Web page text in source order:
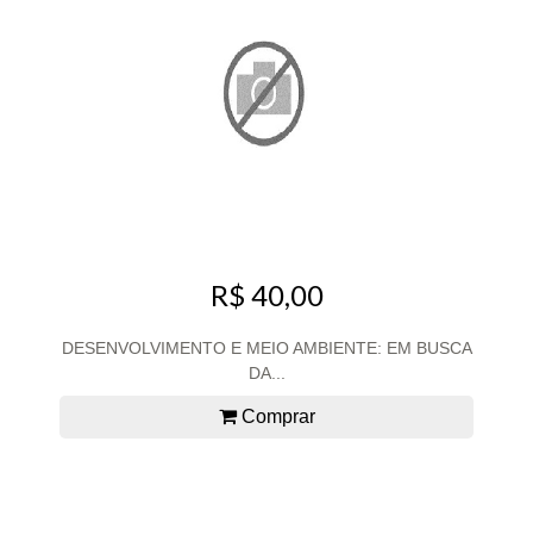
R$ 40,00
DESENVOLVIMENTO E MEIO AMBIENTE: EM BUSCA
DA...
Comprar